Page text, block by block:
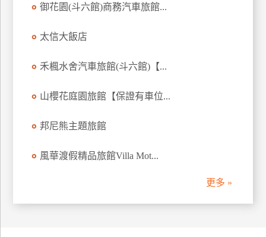
飯
御花園(斗六館)商務汽車旅館...
太信大飯店
禾楓水舍汽車旅館(斗六館)【...
山櫻花庭園旅館【保證有車位...
邦尼熊主題旅館
風華渡假精品旅館Villa Mot...
更多 »